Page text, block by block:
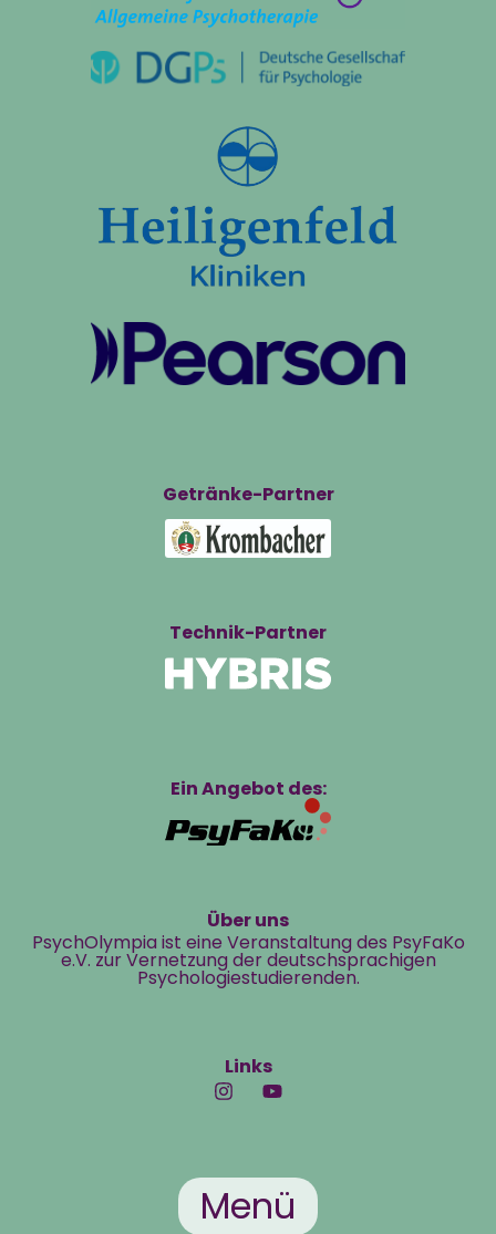
Getränke-Partner
Technik-Partner
Ein Angebot des:
Über uns
PsychOlympia ist eine Veranstaltung des PsyFaKo
e.V. zur Vernetzung der deutschsprachigen
Psychologiestudierenden.
Links
Menü